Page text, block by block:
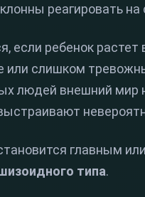
реагировать на
если ребенок растет
или слишком
людей внешний мир
главным
типа.